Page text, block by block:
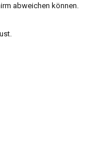
abweichen können.